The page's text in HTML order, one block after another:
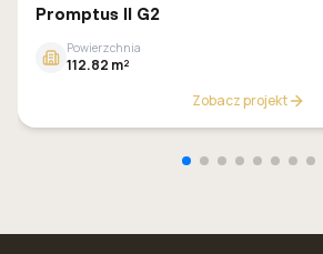
MALACHIT
Promptus II G2
Powierzchnia
112.82 m²
Zobacz projekt